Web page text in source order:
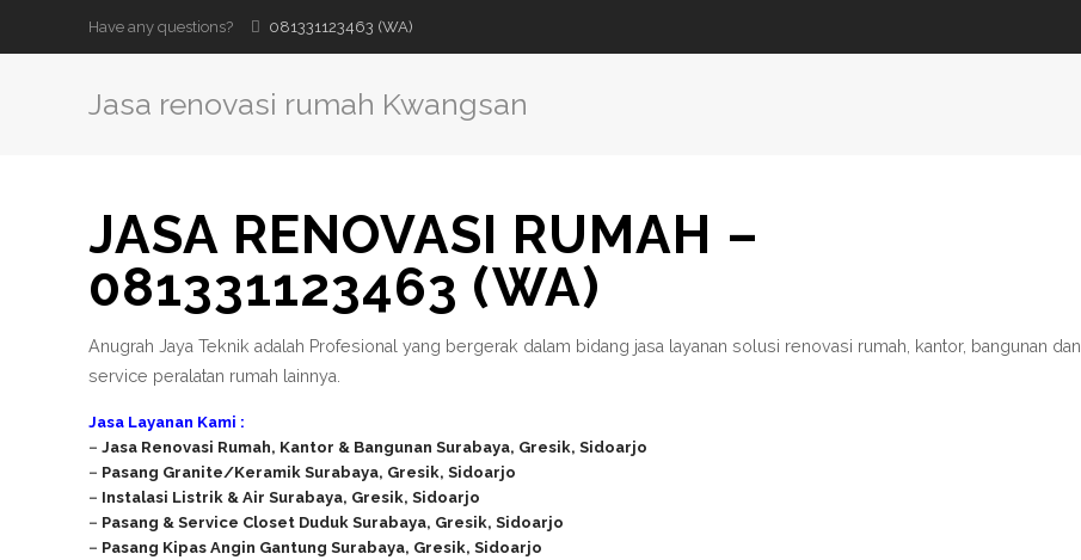
Have any questions? 081331123463 (WA)
Jasa renovasi rumah Kwangsan
JASA RENOVASI RUMAH –
081331123463 (WA)
Anugrah Jaya Teknik adalah Profesional yang bergerak dalam bidang jasa layanan solusi renovasi rumah, kantor, bangunan dan
service peralatan rumah lainnya.
Jasa Layanan Kami :
–Jasa Renovasi Rumah, Kantor & Bangunan Surabaya, Gresik, Sidoarjo
– Pasang Granite/KeramikSurabaya, Gresik, Sidoarjo
– Instalasi Listrik & Air Surabaya, Gresik, Sidoarjo
– Pasang & Service Closet Duduk Surabaya, Gresik, Sidoarjo
– Pasang Kipas Angin Gantung Surabaya, Gresik, Sidoarjo